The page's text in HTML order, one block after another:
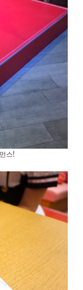
스!